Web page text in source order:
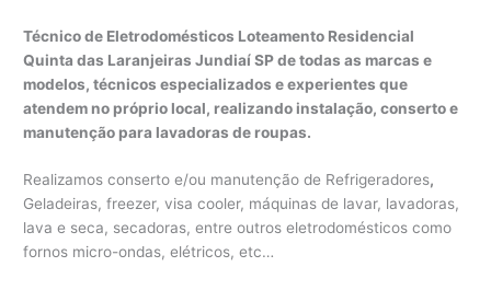
Técnico de Eletrodomésticos Loteamento Residencial
Quinta das Laranjeiras Jundiaí SP de todas as marcas e
modelos, técnicos especializados e experientes que
atendem no próprio local, realizando instalação, conserto e
manutenção para lavadoras de roupas.
Realizamos conserto e/ou manutenção de Refrigeradores,
Geladeiras, freezer, visa cooler, máquinas de lavar, lavadoras,
lava e seca, secadoras, entre outros eletrodomésticos como
fornos micro-ondas, elétricos, etc…